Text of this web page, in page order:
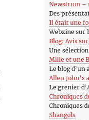
Newstrum –
Des
Il était une
Webzine sur
Blog: Avis
Une
Mille et une
Le blog d’un
Allen John’s
Le grenier
Chroniques
Chroniques
Shangols